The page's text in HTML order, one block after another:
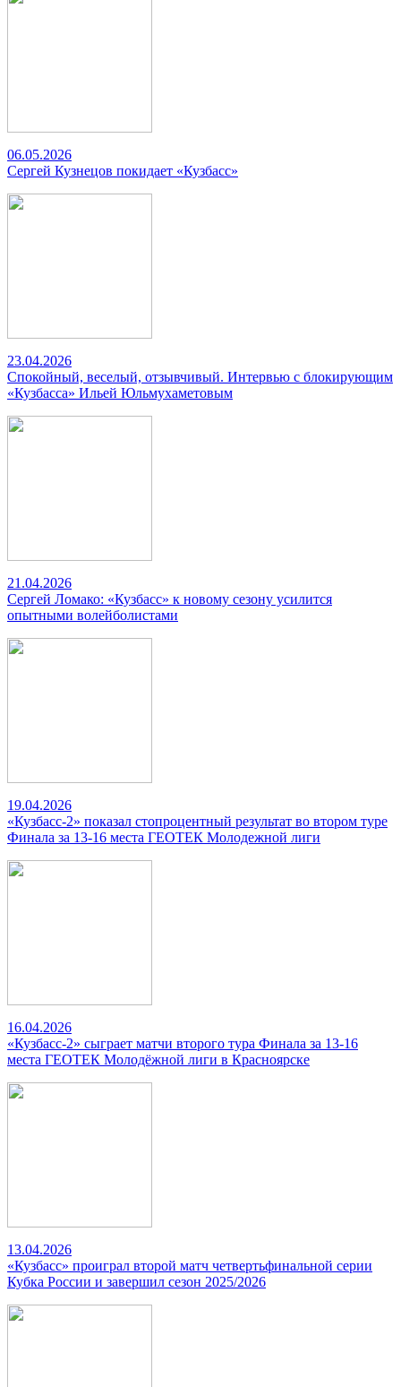
06.05.2026
Сергей Кузнецов покидает «Кузбасс»
23.04.2026
Спокойный, веселый, отзывчивый. Интервью с блокирующим
«Кузбасса» Ильей Юльмухаметовым
21.04.2026
Сергей Ломако: «Кузбасс» к новому сезону усилится
опытными волейболистами
19.04.2026
«Кузбасс-2» показал стопроцентный результат во втором туре
Финала за 13-16 места ГЕОТЕК Молодежной лиги
16.04.2026
«Кузбасс-2» сыграет матчи второго тура Финала за 13-16
места ГЕОТЕК Молодёжной лиги в Красноярске
13.04.2026
«Кузбасс» проиграл второй матч четвертьфинальной серии
Кубка России и завершил сезон 2025/2026